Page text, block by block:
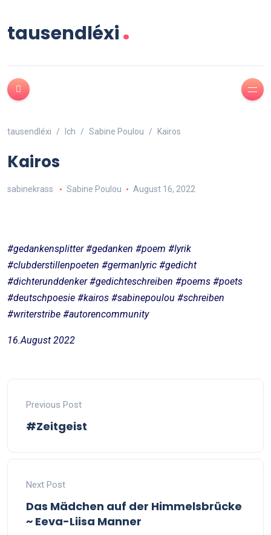
tausendléxi.
tausendléxi Ich Sabine Poulou Kairos
Kairos
sabinekrass Sabine Poulou August 16, 2022
#gedankensplitter #gedanken #poem #lyrik
#clubderstillenpoeten #germanlyric #gedicht
#dichterunddenker #gedichteschreiben #poems #poets
#deutschpoesie #kairos #sabinepoulou #schreiben
#writerstribe #autorencommunity
16.August 2022
Previous Post
#Zeitgeist
Next Post
Das Mädchen auf der Himmelsbrücke
~ Eeva-Liisa Manner